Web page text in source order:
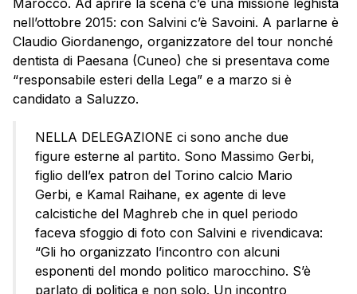
Marocco. Ad aprire la scena c’è una missione leghista
nell’ottobre 2015: con Salvini c’è Savoini. A parlarne è
Claudio Giordanengo, organizzatore del tour nonché
dentista di Paesana (Cuneo) che si presentava come
“responsabile esteri della Lega” e a marzo si è
candidato a Saluzzo.
NELLA DELEGAZIONE ci sono anche due
figure esterne al partito. Sono Massimo Gerbi,
figlio dell’ex patron del Torino calcio Mario
Gerbi, e Kamal Raihane, ex agente di leve
calcistiche del Maghreb che in quel periodo
faceva sfoggio di foto con Salvini e rivendicava:
“Gli ho organizzato l’incontro con alcuni
esponenti del mondo politico marocchino. S’è
parlato di politica e non solo. Un incontro